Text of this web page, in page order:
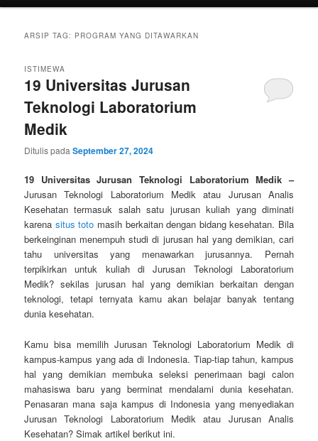
ARSIP TAG: PROGRAM YANG DITAWARKAN
19 Universitas Jurusan
Teknologi Laboratorium
Medik
ISTIMEWA
Ditulis padaSeptember 27, 2024
19 Universitas Jurusan Teknologi Laboratorium Medik –
Jurusan Teknologi Laboratorium Medik atau Jurusan Analis
Kesehatan termasuk salah satu jurusan kuliah yang diminati
karena situs toto masih berkaitan dengan bidang kesehatan. Bila
berkeinginan menempuh studi di jurusan hal yang demikian, cari
tahu universitas yang menawarkan jurusannya. Pernah
terpikirkan untuk kuliah di Jurusan Teknologi Laboratorium
Medik? sekilas jurusan hal yang demikian berkaitan dengan
teknologi, tetapi ternyata kamu akan belajar banyak tentang
dunia kesehatan.
Kamu bisa memilih Jurusan Teknologi Laboratorium Medik di
kampus-kampus yang ada di Indonesia. Tiap-tiap tahun, kampus
hal yang demikian membuka seleksi penerimaan bagi calon
mahasiswa baru yang berminat mendalami dunia kesehatan.
Penasaran mana saja kampus di Indonesia yang menyediakan
Jurusan Teknologi Laboratorium Medik atau Jurusan Analis
Kesehatan? Simak artikel berikut ini.